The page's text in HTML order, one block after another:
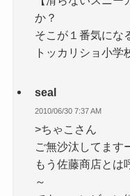
か？
そこが１番気にな
トッカリショ小学
seal
2010/06/30 7:37 AM
>ちゃこさん
ご無沙汰してます
もう佐藤商店とは
～